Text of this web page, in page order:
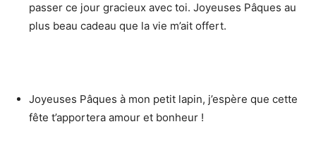
passer ce jour gracieux avec toi. Joyeuses Pâques au
plus beau cadeau que la vie m’ait offert.
Joyeuses Pâques à mon petit lapin, j’espère que cette
fête t’apportera amour et bonheur !